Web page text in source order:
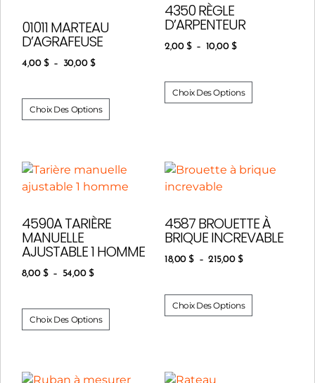
01011 MARTEAU
D’AGRAFEUSE
4,00 $ – 30,00 $
Choix Des Options
4350 RÈGLE
D’ARPENTEUR
2,00 $ – 10,00 $
Choix Des Options
4590A TARIÈRE
MANUELLE
AJUSTABLE 1 HOMME
8,00 $ – 54,00 $
Choix Des Options
4587 BROUETTE À
BRIQUE INCREVABLE
18,00$ – 215,00 $
Choix Des Options